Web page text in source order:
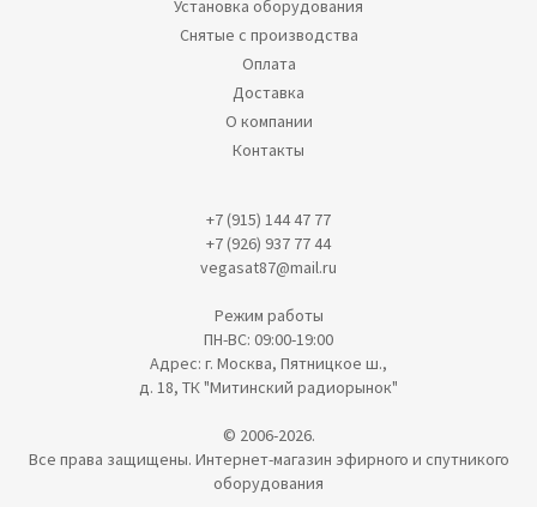
Установка оборудования
Снятые с производства
Оплата
Доставка
О компании
Контакты
+7 (915) 144 47 77
+7 (926) 937 77 44
vegasat87@mail.ru
Режим работы
ПН-ВС: 09:00-19:00
Адрес: г. Москва, Пятницкое ш.,
д. 18, ТК "Митинский радиорынок"
© 2006-2026.
Все права защищены. Интернет-магазин эфирного и спутникого
оборудования